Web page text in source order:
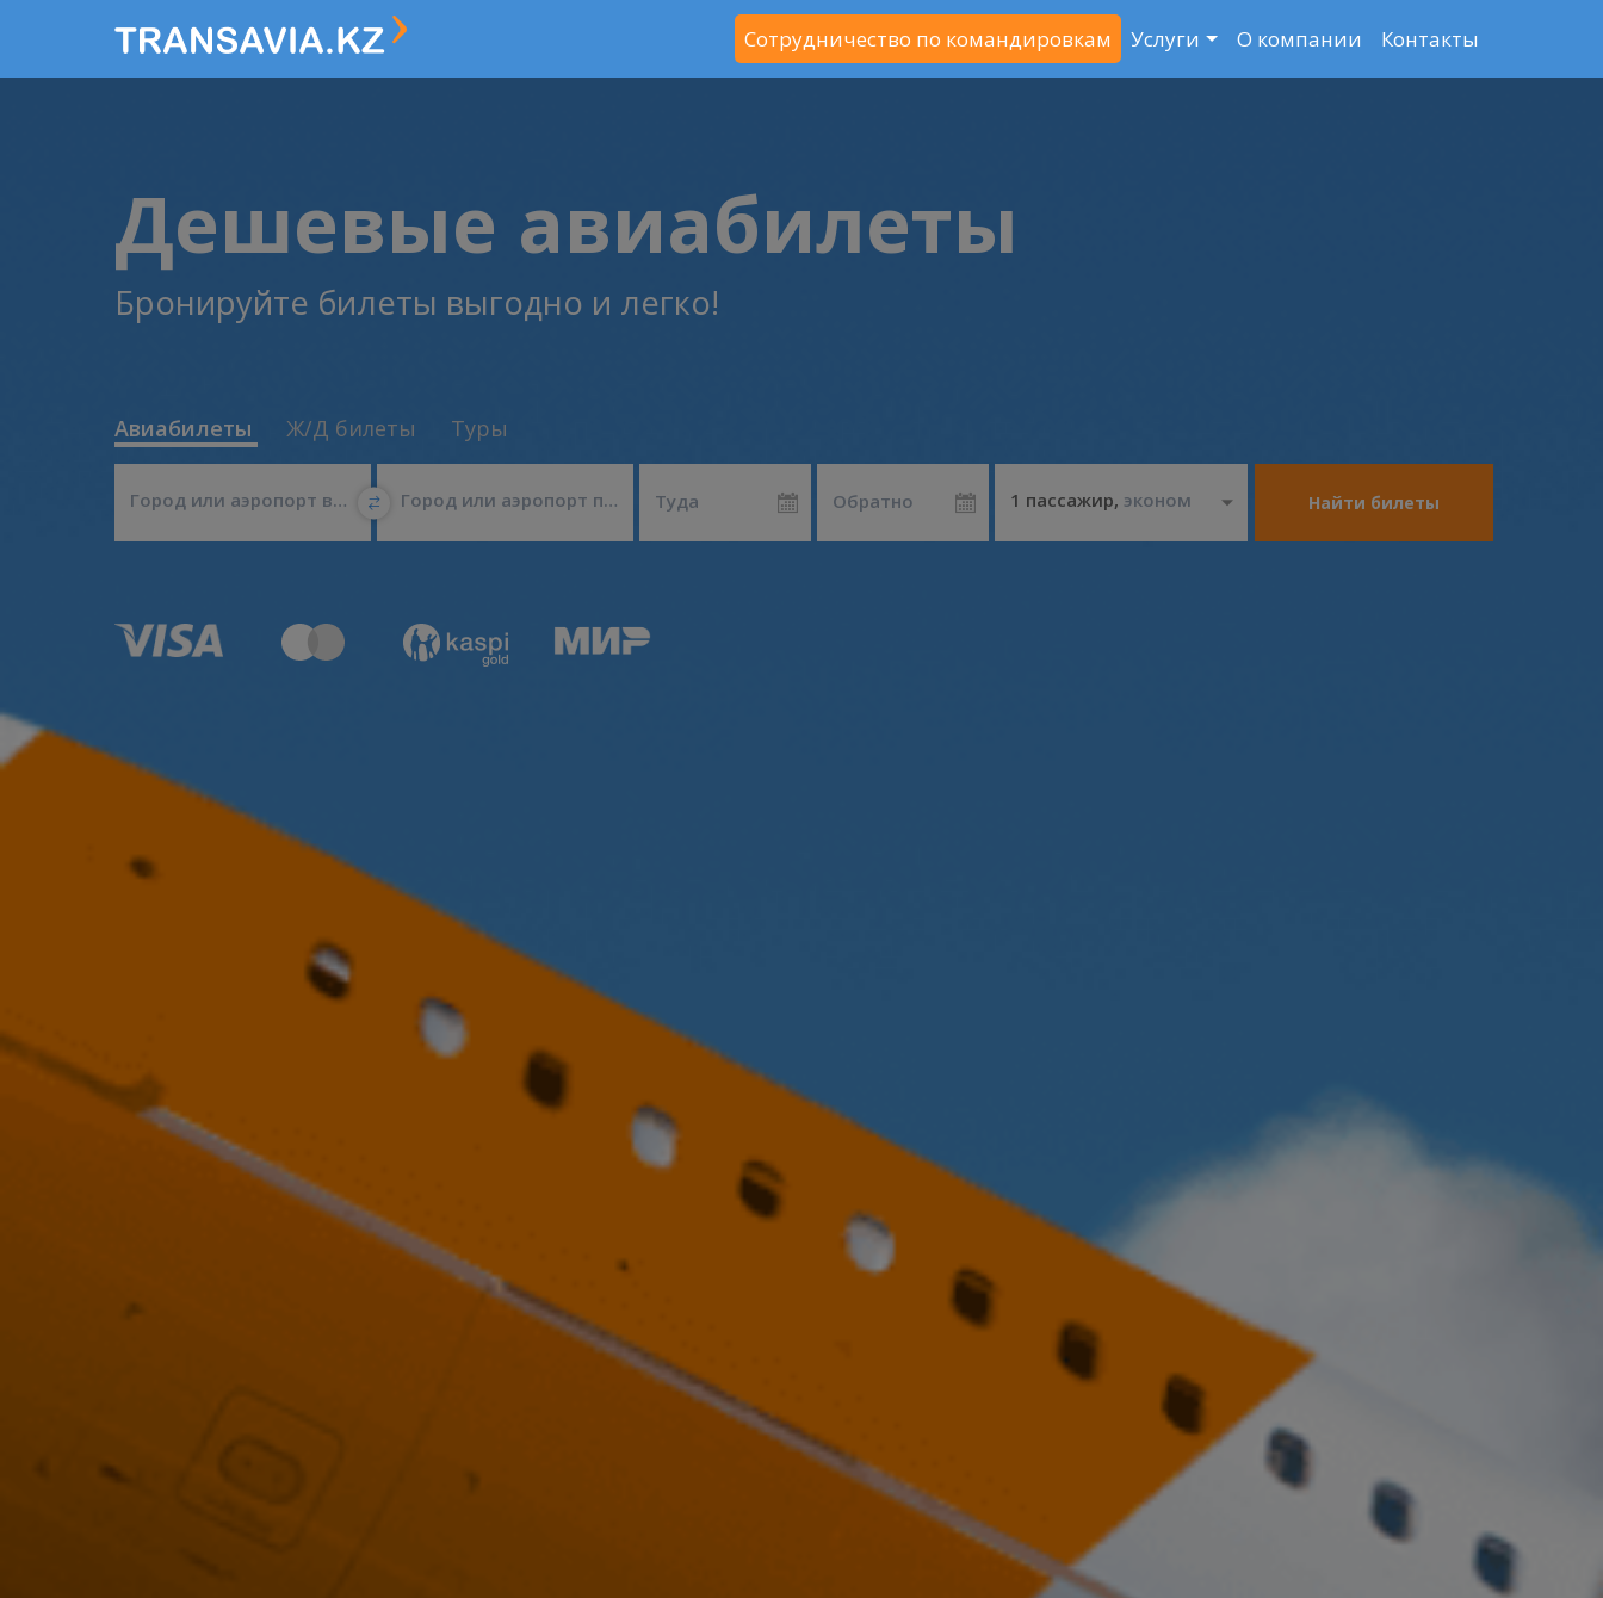
Сотрудничество по командировкам Услуги О компании Контакты
Дешевые авиабилеты
Бронируйте билеты выгодно и легко!
Авиабилеты Ж/Д билеты Туры
Город или аэропорт вылета Город или аэропорт прилета Туда Обратно 1 пассажир, эконом Найти билеты